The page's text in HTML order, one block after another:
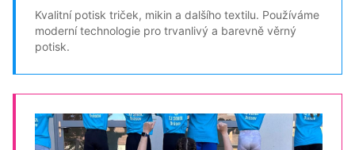
Kvalitní potisk triček, mikin a dalšího textilu. Používáme
moderní technologie pro trvanlivý a barevně věrný
potisk.